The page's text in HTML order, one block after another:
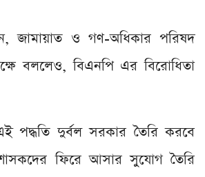
জামায়াত ও গণ-অধিকার পরিষদ
বললেও, বিএনপি এর বিরোধিতা
পদ্ধতি দুর্বল সরকার তৈরি করবে
ফিরে আসার সুযোগ তৈরি